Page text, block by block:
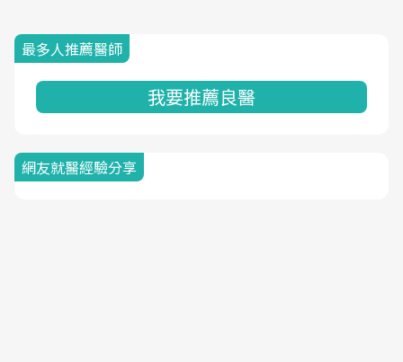
最多人推薦醫師
我要推薦良醫
網友就醫經驗分享